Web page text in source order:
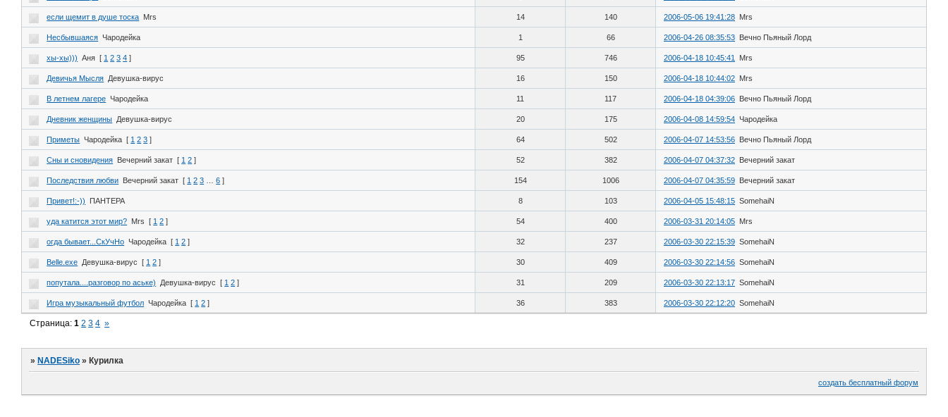
если щемит в душе тоска Mrs 14 140 2006-05-06 19:41:28 Mrs
Несбывшаяся Чародейка 1 66 2006-04-26 08:35:53 Вечно Пьяный Лорд
хы-хы))) Аня [ 1 2 3 4 ] 95 746 2006-04-18 10:45:41 Mrs
Девичья Мысля Девушка-вирус 16 150 2006-04-18 10:44:02 Mrs
В летнем лагере Чародейка 11 117 2006-04-18 04:39:06 Вечно Пьяный Лорд
Дневник женщины Девушка-вирус 20 175 2006-04-08 14:59:54 Чародейка
Приметы Чародейка [ 1 2 3 ] 64 502 2006-04-07 14:53:56 Вечно Пьяный Лорд
Сны и сновидения Вечерний закат [ 1 2 ] 52 382 2006-04-07 04:37:32 Вечерний закат
Последствия любви Вечерний закат [ 1 2 3 6 ] 154 1006 2006-04-07 04:35:59 Вечерний закат
Привет!:-)) ПАНТЕРА 8 103 2006-04-05 15:48:15 SomehaiN
уда катится этот мир? Mrs [ 1 2 ] 54 400 2006-03-31 20:14:05 Mrs
огда бывает...СкУчНо Чародейка [ 1 2 ] 32 237 2006-03-30 22:15:39 SomehaiN
Belle.exe Девушка-вирус [ 1 2 ] 30 409 2006-03-30 22:14:56 SomehaiN
попутала....разговор по аське) Девушка-вирус [ 1 2 ] 31 209 2006-03-30 22:13:17 SomehaiN
Игра музыкальный футбол Чародейка [ 1 2 ] 36 383 2006-03-30 22:12:20 SomehaiN
Страница:1 2 3 4 »
»NADESiko »Курилка
создать бесплатный форум